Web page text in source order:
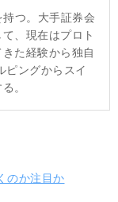
持つ。大手証券会
、現在はプロト
た経験から独自
ピングからスイ
。
のか注目か